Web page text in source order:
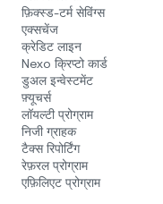
फ़िक्स्ड‑टर्म सेविंग्स
एक्सचेंज
क्रेडिट लाइन
Nexo क्रिप्टो कार्ड
डुअल इन्वेस्टमेंट
फ़्यूचर्स
लॉयल्टी प्रोग्राम
निजी ग्राहक
टैक्स रिपोर्टिंग
रेफ़रल प्रोग्राम
एफ़िलिएट प्रोग्राम